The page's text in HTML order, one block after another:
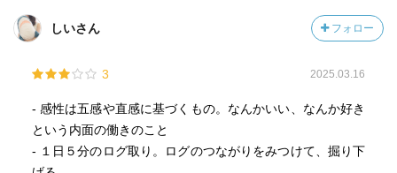
しいさん フォロー
3 2025.03.16
- 感性は五感や直感に基づくもの。なんかいい、なんか好き
という内面の働きのこと
- １日５分のログ取り。ログのつながりをみつけて、掘り下